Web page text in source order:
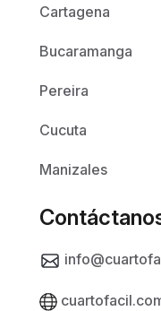
Cartagena
Bucaramanga
Pereira
Cucuta
Manizales